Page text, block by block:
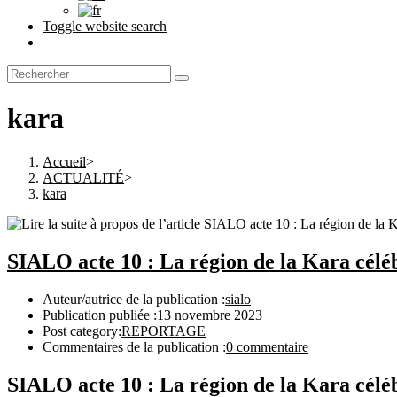
Toggle website search
kara
Accueil>
ACTUALITÉ>
kara
SIALO acte 10 : La région de la Kara
Auteur/autrice de la publication :sialo
Publication publiée :13 novembre 2023
Post category:REPORTAGE
Commentaires de la publication :0 commentaire
SIALO acte 10 : La région de la Kara